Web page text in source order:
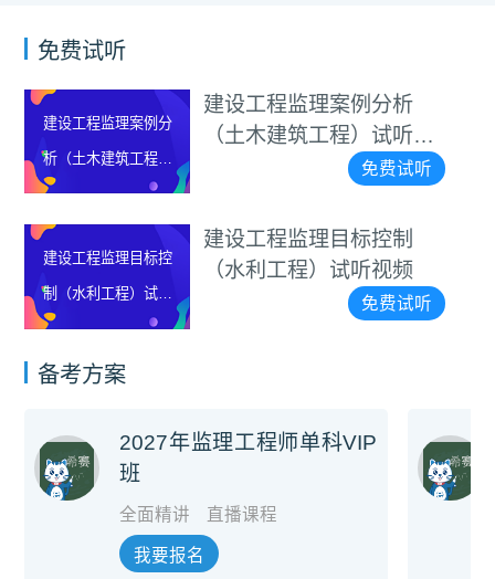
免费试听
建设工程监理案例分
析（土木建筑工程）
试听视频
建设工程监理案例分析
（土木建筑工程）试听视
免费试听
建设工程监理目标控
制（水利工程）试听
视频
建设工程监理目标控制
（水利工程）试听视频
免费试听
备考方案
2027年监理工程师单科VIP
班
全面精讲 直播课程
我要报名